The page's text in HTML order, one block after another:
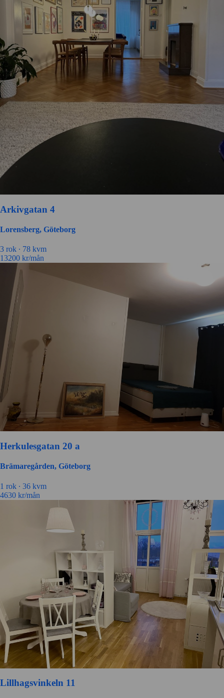
Arkivgatan 4
Lorensberg, Göteborg
3 rok ∙ 78 kvm
13200 kr/mån
Herkulesgatan 20 a
Brämaregården, Göteborg
1 rok ∙ 36 kvm
4630 kr/mån
Lillhagsvinkeln 11